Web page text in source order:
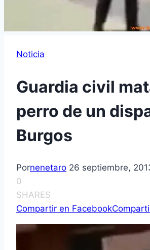
Noticia
Guardia civil
perro de un
Burgos
Pornenetaro 26 septiembre,
0
SHARES
Compartir en Facebook